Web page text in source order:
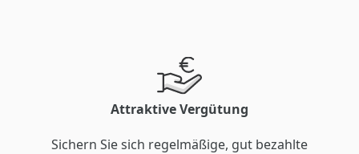
Attraktive Vergütung
Sichern Sie sich regelmäßige, gut bezahlte